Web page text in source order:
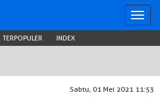
TERPOPULER INDEX
Sabtu, 01 Mei 2021 11:53